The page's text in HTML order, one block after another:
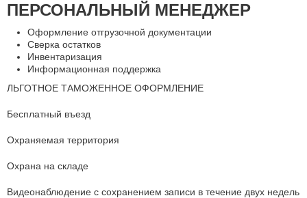
ПЕРСОНАЛЬНЫЙ МЕНЕДЖЕР
Оформление отгрузочной документации
Сверка остатков
Инвентаризация
Информационная поддержка
ЛЬГОТНОЕ ТАМОЖЕННОЕ ОФОРМЛЕНИЕ
Бесплатный въезд
Охраняемая территория
Охрана на складе
Видеонаблюдение с сохранением записи в течение двух недель